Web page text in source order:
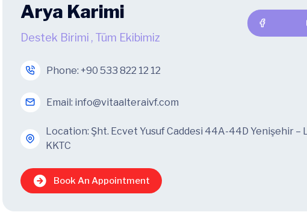
Arya Karimi
Destek Birimi , Tüm Ekibimiz
Phone: +90 533 822 12 12
Email: info@vitaalteraivf.com
Location: Şht. Ecvet Yusuf Caddesi 44A-44D Yenişehir –
KKTC
Book An Appointment